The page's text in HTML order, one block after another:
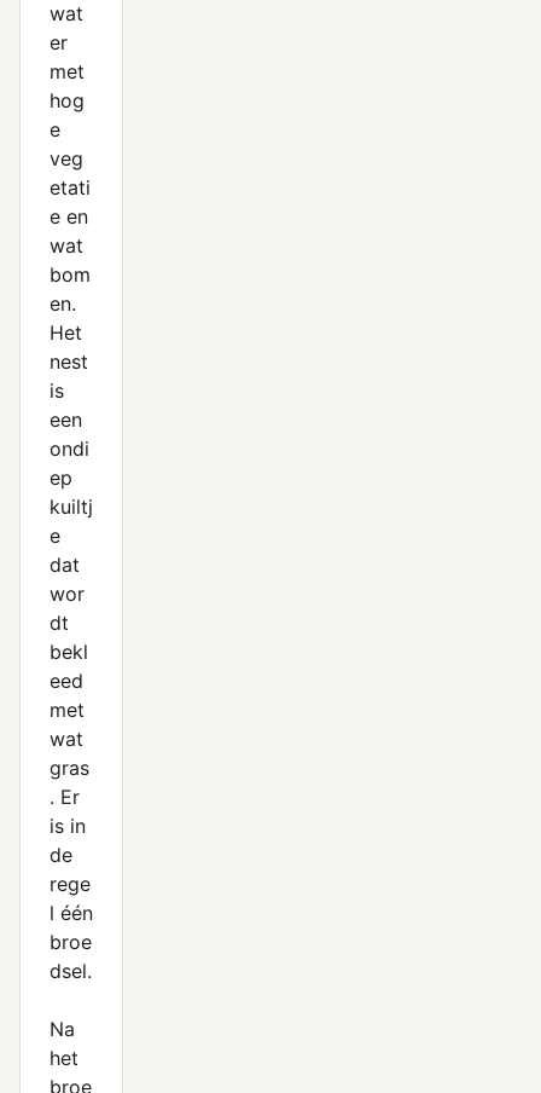
wat
er
met
hog
e
veg
etati
e en
wat
bom
en.
Het
nest
is
een
ondi
ep
kuiltj
e
dat
wor
dt
bekl
eed
met
wat
gras
. Er
is in
de
rege
l één
broe
dsel.
Na
het
broe